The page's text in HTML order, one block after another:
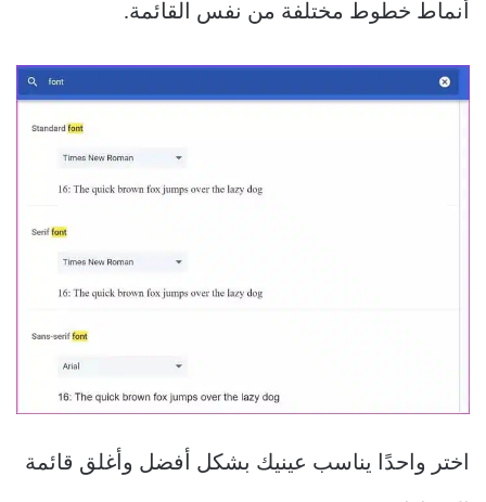
أنماط خطوط مختلفة من نفس القائمة.
اختر واحدًا يناسب عينيك بشكل أفضل وأغلق قائمة